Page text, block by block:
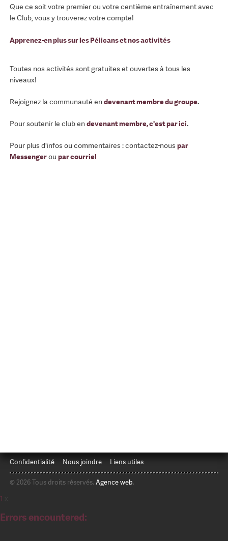
Que ce soit votre premier ou votre centième entraînement avec
le Club, vous y trouverez votre compte!
Apprenez-en plus sur les Pélicans et nos activités
Toutes nos activités sont gratuites et ouvertes à tous les
niveaux!
Rejoignez la communauté endevenant membre du groupe.
Pour soutenir le club endevenant membre, c'est par ici.
Pour plus d'infos ou commentaires : contactez-nouspar
Messengerou par courriel
Confidentialité Nous joindre Liens utiles
© 2026 Tous droits réservés. Agence web.
1
Errors encountered: